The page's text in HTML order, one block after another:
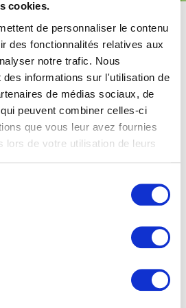
cookies.
de personnaliser le contenu
des fonctionnalités relatives aux
notre trafic. Nous
des informations sur l'utilisation de
de médias sociaux, de
peuvent combiner celles-ci
que vous leur avez fournies
lors de votre utilisation de leurs
des métiers de
du secteur de l'énergie d'une
vous intéresse? Alors,
filière énergétique.
des missions et
sur le terrain.